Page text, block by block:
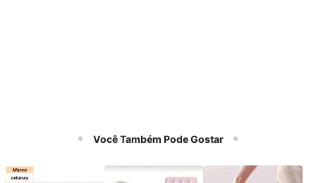
Você Também Pode Gostar